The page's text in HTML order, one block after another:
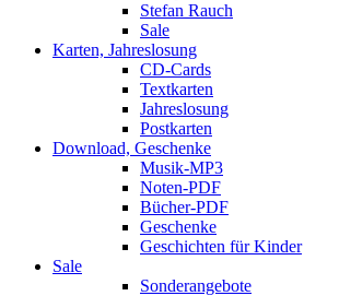
Stefan Rauch
Sale
Karten, Jahreslosung
CD-Cards
Textkarten
Jahreslosung
Postkarten
Download, Geschenke
Musik-MP3
Noten-PDF
Bücher-PDF
Geschenke
Geschichten für Kinder
Sale
Sonderangebote